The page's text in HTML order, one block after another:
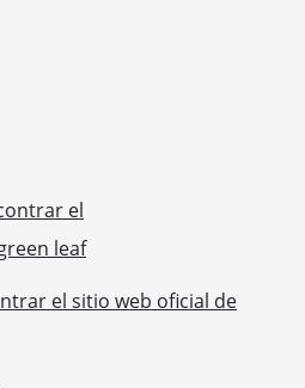
el sitio web oficial de